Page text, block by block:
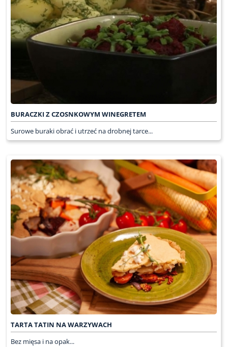
BURACZKI Z CZOSNKOWYM WINEGRETEM
Surowe buraki obrać i utrzeć na drobnej tarce...
TARTA TATIN NA WARZYWACH
Bez mięsa i na opak...